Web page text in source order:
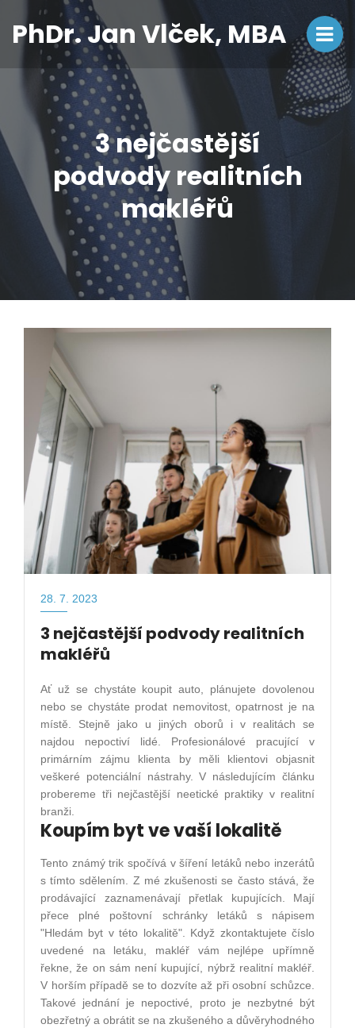
PhDr. Jan Vlček, MBA
3 nejčastější
podvody realitních
makléřů
28. 7. 2023
3 nejčastější podvody realitních
makléřů
Ať už se chystáte koupit auto, plánujete dovolenou
nebo se chystáte prodat nemovitost, opatrnost je na
místě. Stejně jako u jiných oborů i v realitách se
najdou nepoctiví lidé. Profesionálové pracující v
primárním zájmu klienta by měli klientovi objasnit
veškeré potenciální nástrahy. V následujícím článku
probereme tři nejčastější neetické praktiky v realitní
branži.
Koupím byt ve vaší lokalitě
Tento známý trik spočívá v šíření letáků nebo inzerátů
s tímto sdělením. Z mé zkušenosti se často stává, že
prodávající zaznamenávají přetlak kupujících. Mají
přece plné poštovní schránky letáků s nápisem
"Hledám byt v této lokalitě". Když zkontaktujete číslo
uvedené na letáku, makléř vám nejlépe upřímně
řekne, že on sám není kupující, nýbrž realitní makléř.
V horším případě se to dozvíte až při osobní schůzce.
Takové jednání je nepoctivé, proto je nezbytné být
obezřetný a obrátit se na zkušeného a důvěryhodného